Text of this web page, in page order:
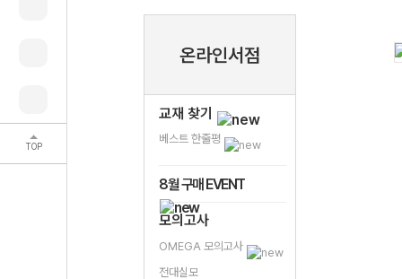
TOP
온라인서점
교재 찾기
베스트 한줄평
8월 구매 EVENT
모의고사
OMEGA 모의고사
전대실모